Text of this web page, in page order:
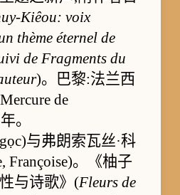
Kiêou: voix
thème éternel de
de Fragments du
)。巴黎:法兰西
de
。
与弗朗索瓦丝·科
Françoise)。《柚子
与诗歌》(Fleurs de